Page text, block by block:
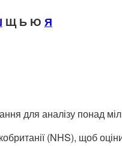
Щ Ь Ю Я
для аналізу понад
(NHS), щоб